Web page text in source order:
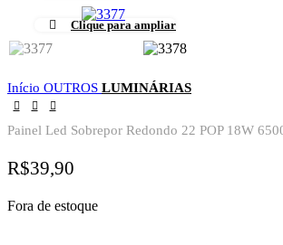
Clique para ampliar
Início OUTROS LUMINÁRIAS
Painel Led Sobrepor Redondo 22 POP 18W
R$39,90
Fora de estoque